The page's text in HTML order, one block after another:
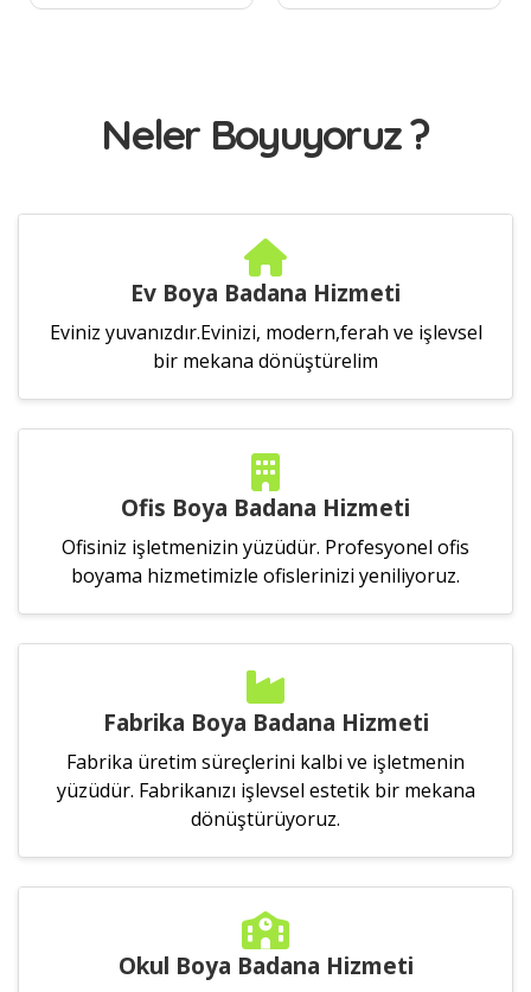
Neler Boyuyoruz ?
Ev Boya Badana Hizmeti
Eviniz yuvanızdır.Evinizi, modern,ferah ve işlevsel
bir mekana dönüştürelim
Ofis Boya Badana Hizmeti
Ofisiniz işletmenizin yüzüdür. Profesyonel ofis
boyama hizmetimizle ofislerinizi yeniliyoruz.
Fabrika Boya Badana Hizmeti
Fabrika üretim süreçlerini kalbi ve işletmenin
yüzüdür. Fabrikanızı işlevsel estetik bir mekana
dönüştürüyoruz.
Okul Boya Badana Hizmeti